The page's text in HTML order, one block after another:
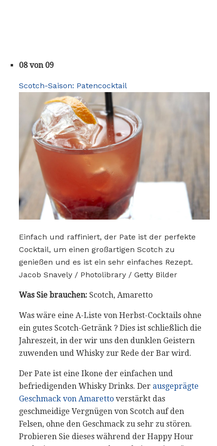
08 von 09
Scotch-Saison: Patencocktail
Einfach und raffiniert, der Pate ist der perfekte
Cocktail, um einen großartigen Scotch zu
genießen und es ist ein sehr einfaches Rezept.
Jacob Snavely / Photolibrary / Getty Bilder
Was Sie brauchen: Scotch, Amaretto
Was wäre eine A-Liste von Herbst-Cocktails ohne
ein gutes Scotch-Getränk ? Dies ist schließlich die
Jahreszeit, in der wir uns den dunklen Geistern
zuwenden und Whisky zur Rede der Bar wird.
Der Pate ist eine Ikone der einfachen und
befriedigenden Whisky Drinks. Der ausgeprägte
Geschmack von Amaretto verstärkt das
geschmeidige Vergnügen von Scotch auf den
Felsen, ohne den Geschmack zu sehr zu stören.
Probieren Sie dieses während der Happy Hour